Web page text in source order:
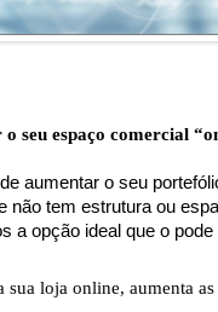
seu espaço comercial
aumentar o seu
não tem estrutura ou
a opção ideal que o pode
loja online, aumenta